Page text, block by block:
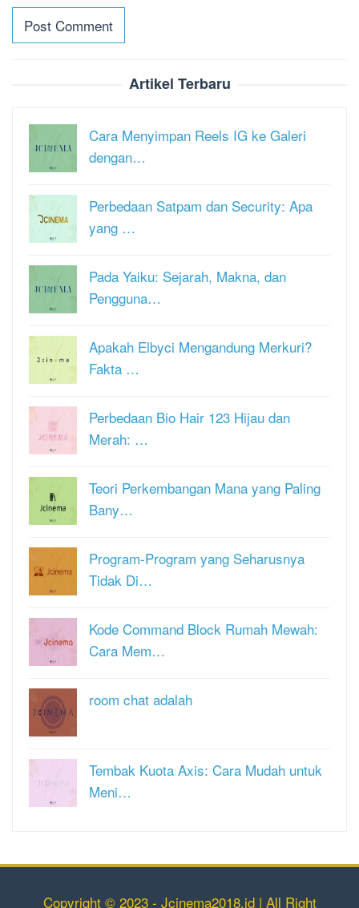
Artikel Terbaru
Cara Menyimpan Reels IG ke Galeri
dengan…
Perbedaan Satpam dan Security: Apa
yang …
Pada Yaiku: Sejarah, Makna, dan
Pengguna…
Apakah Elbyci Mengandung Merkuri?
Fakta …
Perbedaan Bio Hair 123 Hijau dan
Merah: …
Teori Perkembangan Mana yang Paling
Bany…
Program-Program yang Seharusnya
Tidak Di…
Kode Command Block Rumah Mewah:
Cara Mem…
room chat adalah
Tembak Kuota Axis: Cara Mudah untuk
Meni…
Copyright © 2023 - Jcinema2018.id | All Right